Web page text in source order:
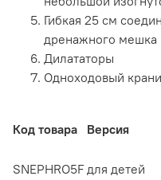
Гибкая 25 см
дренажного мешка
Дилататоры
Одноходовый
Код товара Версия
SNEPHRO5F для детей